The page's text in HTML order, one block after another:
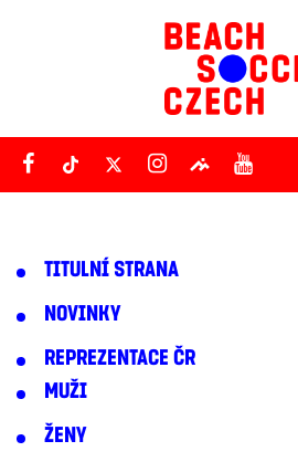
TITULNÍ STRANA
NOVINKY
REPREZENTACE ČR
MUŽI
ŽENY